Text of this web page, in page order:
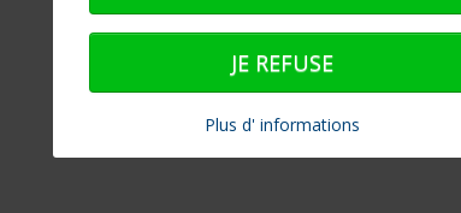
JE REFUSE
Plus d' informations